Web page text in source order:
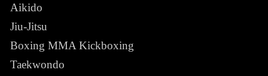
Aikido
Jiu-Jitsu
Boxing MMA Kickboxing
Taekwondo